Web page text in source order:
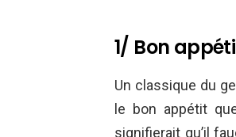
1/ Bon
Un classique du
le bon appétit
signifierait qu’il